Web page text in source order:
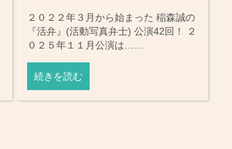
２０２２年３月から始まった 稲森誠の
『活弁』(活動写真弁士) 公演42回！ ２
０２５年１１月公演は……
続きを読む